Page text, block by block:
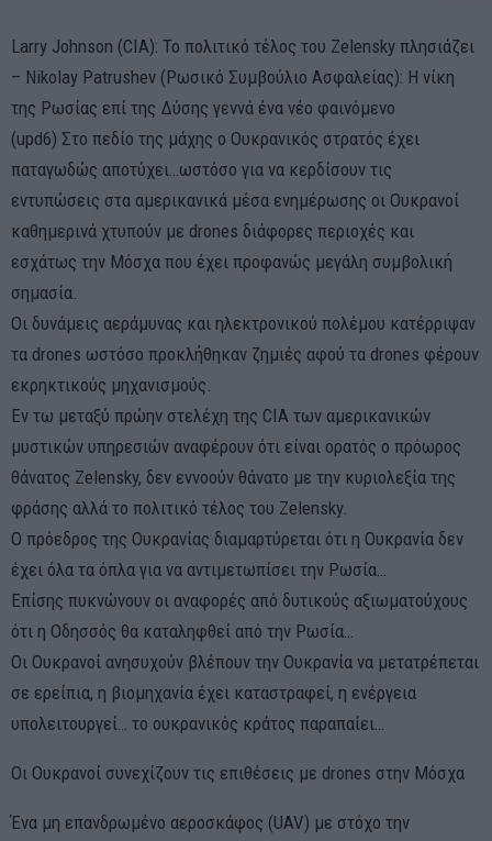
Larry Johnson (CIA): Το πολιτικό τέλος του Zelensky πλησιάζει
– Nikolay Patrushev (Ρωσικό Συμβούλιο Ασφαλείας): Η νίκη
της Ρωσίας επί της Δύσης γεννά ένα νέο φαινόμενο
(upd6) Στο πεδίο της μάχης ο Ουκρανικός στρατός έχει
παταγωδώς αποτύχει…ωστόσο για να κερδίσουν τις
εντυπώσεις στα αμερικανικά μέσα ενημέρωσης οι Ουκρανοί
καθημερινά χτυπούν με drones διάφορες περιοχές και
εσχάτως την Μόσχα που έχει προφανώς μεγάλη συμβολική
σημασία.
Οι δυνάμεις αεράμυνας και ηλεκτρονικού πολέμου κατέρριψαν
τα drones ωστόσο προκλήθηκαν ζημιές αφού τα drones φέρουν
εκρηκτικούς μηχανισμούς.
Εν τω μεταξύ πρώην στελέχη της CIA των αμερικανικών
μυστικών υπηρεσιών αναφέρουν ότι είναι ορατός ο πρόωρος
θάνατος Zelensky, δεν εννοούν θάνατο με την κυριολεξία της
φράσης αλλά το πολιτικό τέλος του Zelensky.
Ο πρόεδρος της Ουκρανίας διαμαρτύρεται ότι η Ουκρανία δεν
έχει όλα τα όπλα για να αντιμετωπίσει την Ρωσία…
Επίσης πυκνώνουν οι αναφορές από δυτικούς αξιωματούχους
ότι η Οδησσός θα καταληφθεί από την Ρωσία…
Οι Ουκρανοί ανησυχούν βλέπουν την Ουκρανία να μετατρέπεται
σε ερείπια, η βιομηχανία έχει καταστραφεί, η ενέργεια
υπολειτουργεί… το ουκρανικός κράτος παραπαίει…
Οι Ουκρανοί συνεχίζουν τις επιθέσεις με drones στην Μόσχα
Ένα μη επανδρωμένο αεροσκάφος (UAV) με στόχο την